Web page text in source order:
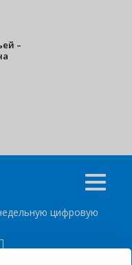
–
цифровую